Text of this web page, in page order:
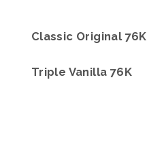
Classic Original 76K
Triple Vanilla 76K